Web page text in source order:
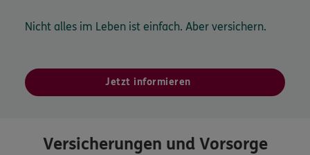
Nicht alles im Leben ist einfach. Aber versichern.
Jetzt informieren
Versicherungen und Vorsorge